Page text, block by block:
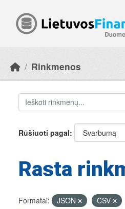
Rinkmenos
Rūšiuoti pagal
Rasta
Formatai: JSON CSV